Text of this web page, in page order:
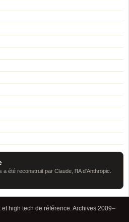
été reconstruit par Claude, l'IA d'Anthropic.
high tech de référence. Archives 2009–